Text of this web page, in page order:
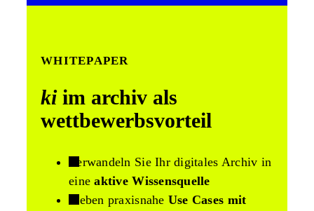
WHITEPAPER
kiim archiv als
wettbewerbsvorteil
Verwandeln Sie Ihr digitales Archiv in
eineaktive Wissensquelle
Sieben praxisnahe Use Cases mit